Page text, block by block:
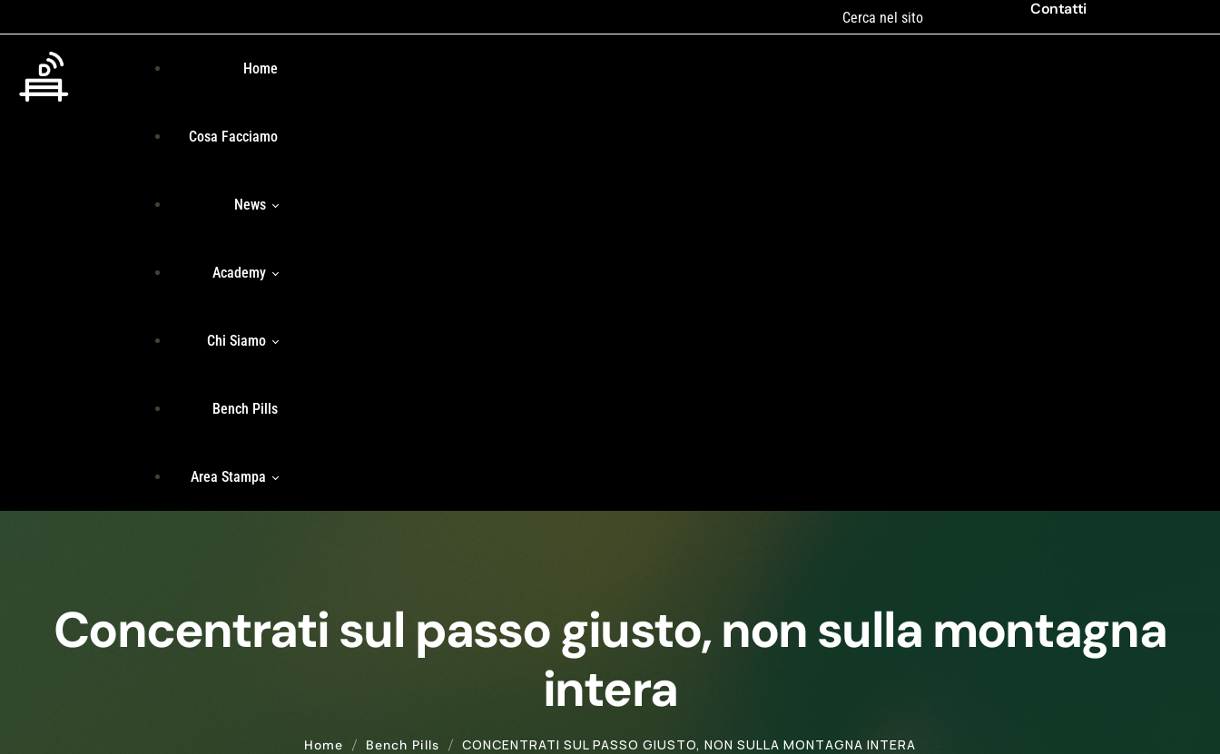
Contatti
Home
Cosa Facciamo
News
Academy
Storie Di Unicità
Chi Siamo
Bench Pills
Area Stampa
Comunicati Stampa
Concentrati sul passo giusto, non sulla montagna
intera
Home Bench Pills CONCENTRATI SUL PASSO GIUSTO, NON SULLA MONTAGNA INTERA